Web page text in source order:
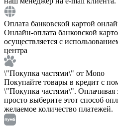
Оплата банковской картой
Онлайн-оплата банковской
осуществляется с
центра
\"Покупка частями\" от Mono
Покупайте товары в кредит с
\"Покупка частями\". Оплачивая
просто выберите этот способ
желаемое количество платежей.